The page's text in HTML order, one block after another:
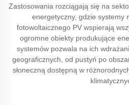
Zastosowania rozciągają się na
energetyczny, gdzie systemy
fotowoltaicznego PV wspierają
ogromne obiekty produkujące
systemów pozwala na ich
geograficznych, od pustyń po
słoneczną dostępną w